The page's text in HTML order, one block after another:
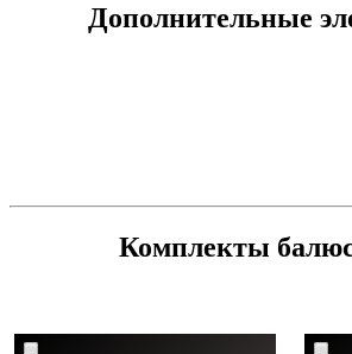
Дополнительные
Комплекты